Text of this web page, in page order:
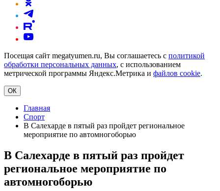
Посещая сайт megatyumen.ru, Вы соглашаетесь с политикой
обработки персональных данных, с использованием
метрической программы Яндекс.Метрика и файлов cookie.
ОК
Главная
Спорт
В Салехарде в пятый раз пройдет региональное
мероприятие по автомногоборью
В Салехарде в пятый раз пройдет
региональное мероприятие по
автомногоборью